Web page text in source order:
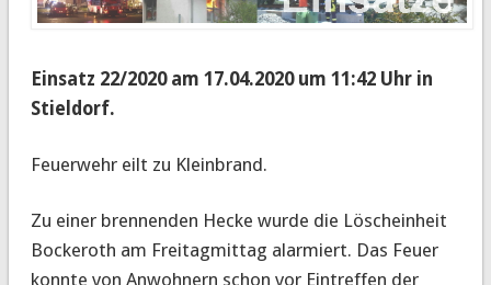
Einsatz 22/2020 am 17.04.2020 um 11:42 Uhr in
Stieldorf.
Feuerwehr eilt zu Kleinbrand.
Zu einer brennenden Hecke wurde die Löscheinheit
Bockeroth am Freitagmittag alarmiert. Das Feuer
konnte von Anwohnern schon vor Eintreffen der